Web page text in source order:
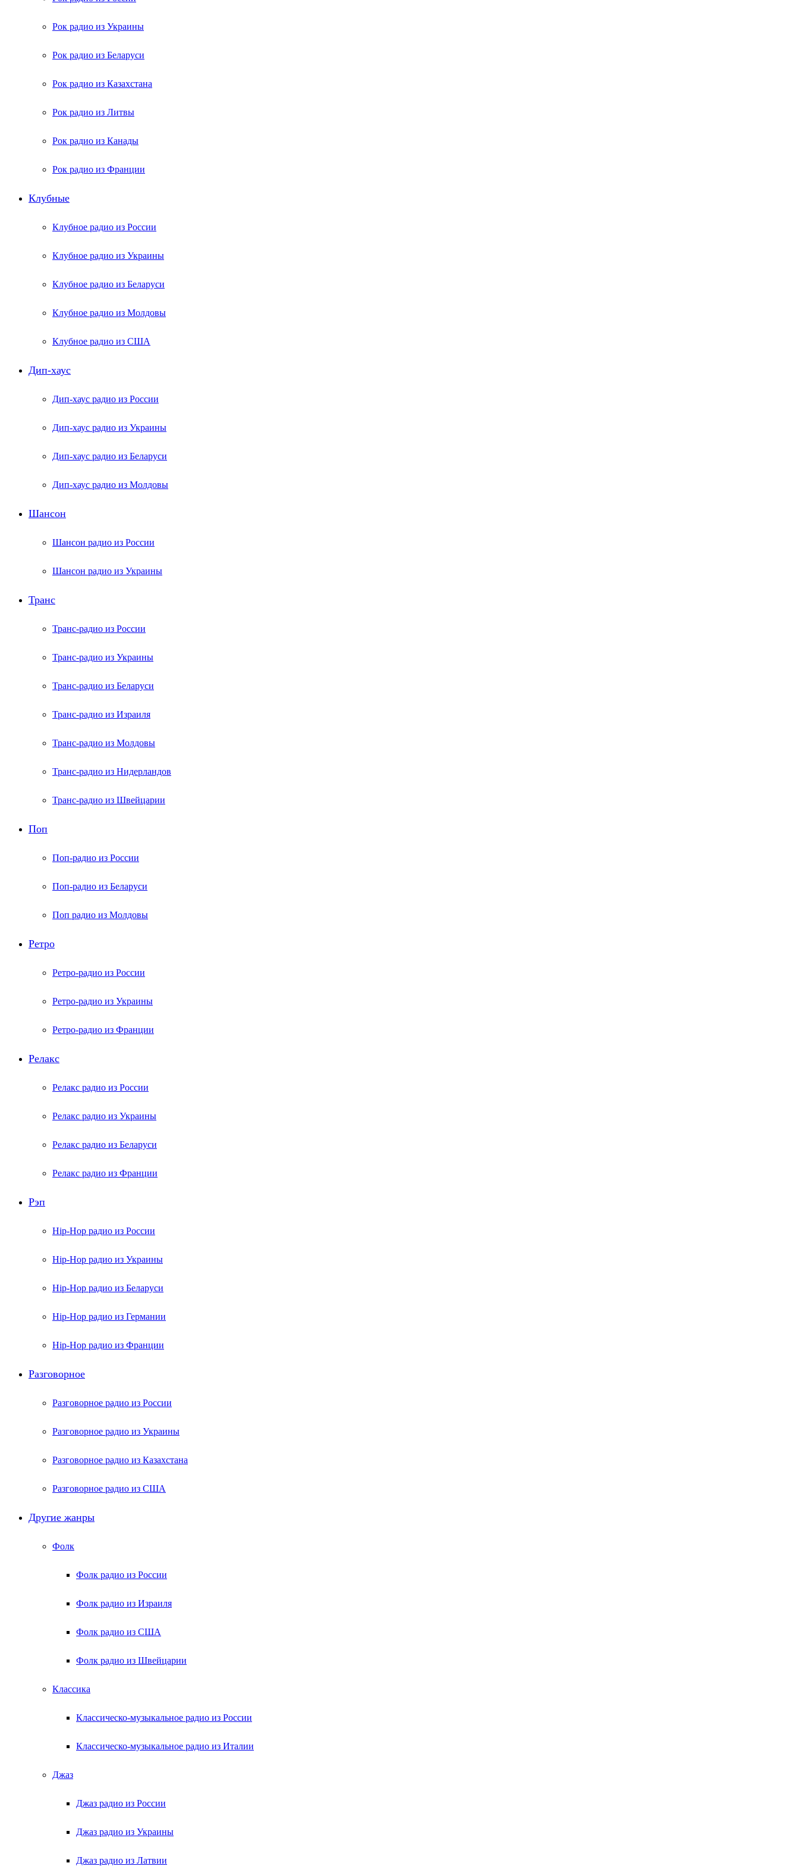
Рок радио из Украины
Рок радио из Беларуси
Рок радио из Казахстана
Рок радио из Литвы
Рок радио из Канады
Рок радио из Франции
Клубные
Клубное радио из России
Клубное радио из Украины
Клубное радио из Беларуси
Клубное радио из Молдовы
Клубное радио из США
Дип-хаус
Дип-хаус радио из России
Дип-хаус радио из Украины
Дип-хаус радио из Беларуси
Дип-хаус радио из Молдовы
Шансон
Шансон радио из России
Шансон радио из Украины
Транс
Транс-радио из России
Транс-радио из Украины
Транс-радио из Беларуси
Транс-радио из Израиля
Транс-радио из Молдовы
Транс-радио из Нидерландов
Транс-радио из Швейцарии
Поп
Поп-радио из России
Поп-радио из Беларуси
Поп радио из Молдовы
Ретро
Ретро-радио из России
Ретро-радио из Украины
Ретро-радио из Франции
Релакс
Релакс радио из России
Релакс радио из Украины
Релакс радио из Беларуси
Релакс радио из Франции
Рэп
Hip-Hop радио из России
Hip-Hop радио из Украины
Hip-Hop радио из Беларуси
Hip-Hop радио из Германии
Hip-Hop радио из Франции
Разговорное
Разговорное радио из России
Разговорное радио из Украины
Разговорное радио из Казахстана
Разговорное радио из США
Другие жанры
Фолк
Фолк радио из России
Фолк радио из Израиля
Фолк радио из США
Фолк радио из Швейцарии
Классика
Классическо-музыкальное радио из России
Классическо-музыкальное радио из Италии
Джаз
Джаз радио из России
Джаз радио из Украины
Джаз радио из Латвии